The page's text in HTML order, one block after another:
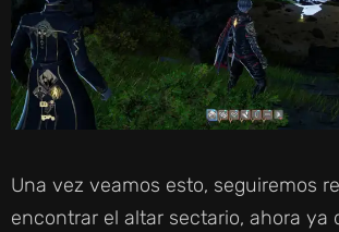
Una vez veamos esto, seguiremos
encontrar el altar sectario, ahora ya